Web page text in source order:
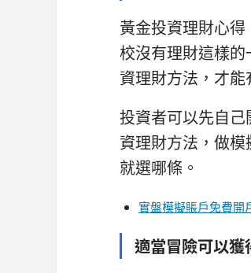
黃金投資理財心
校沒有理財這樣
資理財方法，才能
投資者可以先自
資理財方法，做
就選哪條。
實盤模擬賬戶免費開
適當冒險可以獲